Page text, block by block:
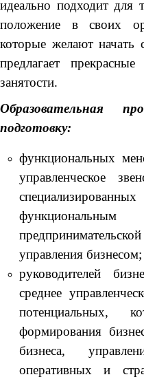
идеально подходит для
положение в своих
которые желают начать
предлагает
занятости.
Образовательная
подготовку:
функциональных
управленческое
управления бизнесом;
руководителей
среднее
потенциальных,
формирования
бизнеса,
оперативных и